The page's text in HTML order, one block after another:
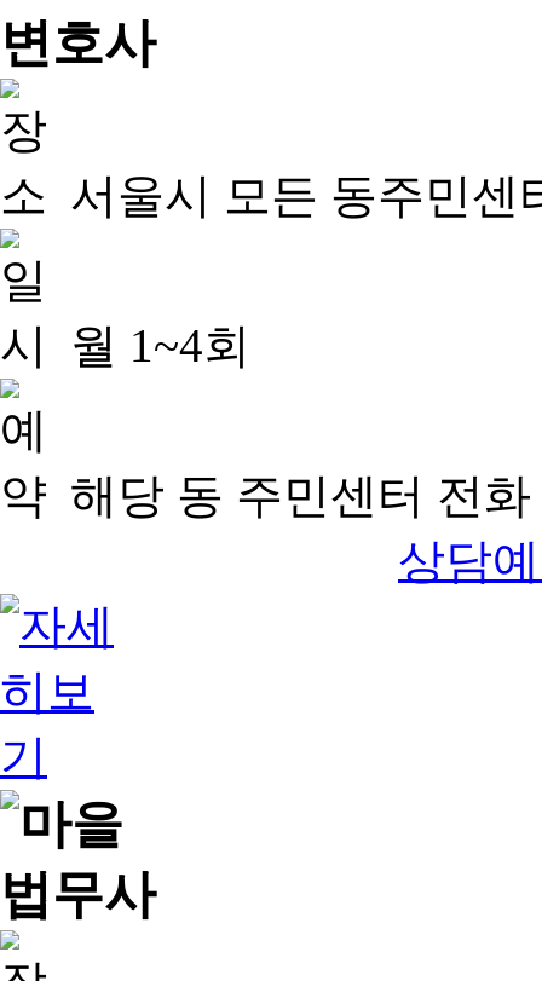
서울시 모든 동주민센
월 1~4회
해당 동 주민센터 전
상담